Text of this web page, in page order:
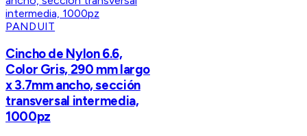
PANDUIT
Cincho de Nylon 6.6,
Color Gris, 290 mm largo
x 3.7mm ancho, sección
transversal intermedia,
1000pz